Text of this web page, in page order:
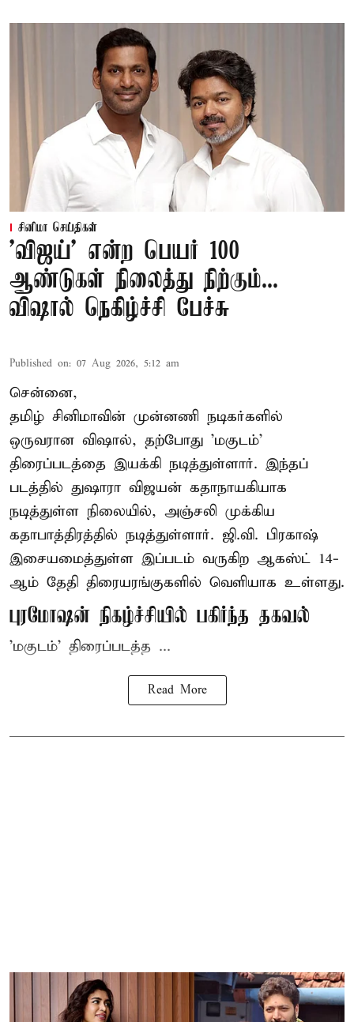
சினிமா செய்திகள்
'விஜய்' என்ற பெயர் 100
ஆண்டுகள் நிலைத்து நிற்கும்...
விஷால் நெகிழ்ச்சி பேச்சு
Published on: 07 Aug 2026, 5:12 am
சென்னை,
தமிழ் சினிமாவின் முன்னணி நடிகர்களில்
ஒருவரான விஷால், தற்போது 'மகுடம்'
திரைப்படத்தை இயக்கி நடித்துள்ளார். இந்தப்
படத்தில் துஷாரா விஜயன் கதாநாயகியாக
நடித்துள்ள நிலையில், அஞ்சலி முக்கிய
கதாபாத்திரத்தில் நடித்துள்ளார். ஜி.வி. பிரகாஷ்
இசையமைத்துள்ள இப்படம் வருகிற ஆகஸ்ட் 14-
ஆம் தேதி திரையரங்குகளில் வெளியாக உள்ளது.
புரமோஷன் நிகழ்ச்சியில் பகிர்ந்த தகவல்
'மகுடம்' திரைப்படத்த ...
Read More